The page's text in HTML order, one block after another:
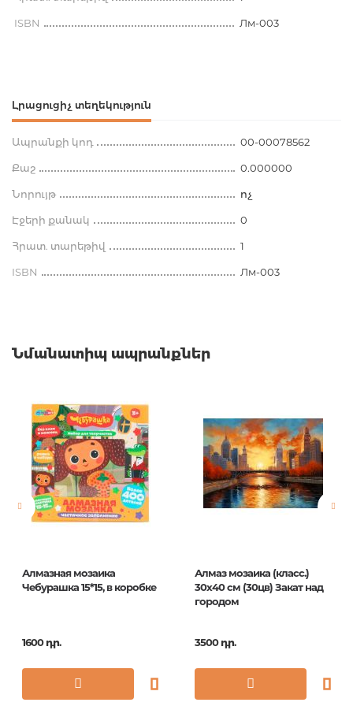
ISBN Лм-003
Լրացուցիչ տեղեկություն
Ապրանքի կոդ 00-00078562
Քաշ 0.000000
Նորույթ ոչ
Էջերի քանակ 0
Հրատ. տարեթիվ 1
ISBN Лм-003
Նմանատիպ ապրանքներ
Алмазная мозаика
Чебурашка 15*15, в коробке
1600 դր.
Алмаз мозаика (класс.)
30х40 см (30цв) Закат над
городом
3500 դր.